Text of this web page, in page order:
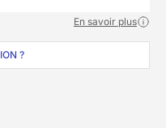
En savoir plus
?